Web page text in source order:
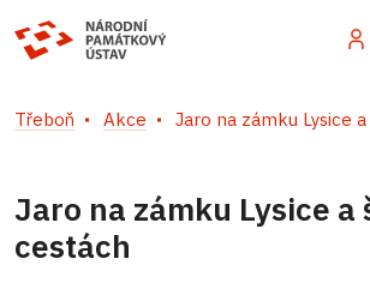
Třeboň Akce Jaro na zámku Lysice
Jaro na zámku Lysice a
cestách